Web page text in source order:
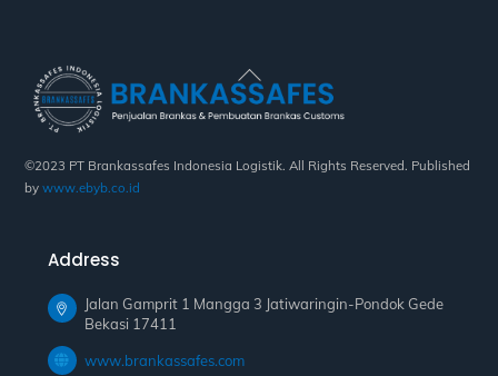
Back
To
Top
©2023 PT Brankassafes Indonesia Logistik. All Rights Reserved. Published
bywww.ebyb.co.id
Address
Jalan Gamprit 1 Mangga 3 Jatiwaringin-Pondok Gede
Bekasi 17411
www.brankassafes.com